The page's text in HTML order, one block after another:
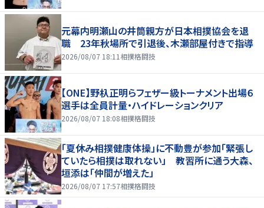
元幕内明瀬山の井筒親方が日本相撲協会を退
職 23年秋場所で引退後、木瀬部屋付きで指導
2026/08/07 18:11 相撲格闘技
【ONE】野杁正明らフェザー級トーナメント出場６
選手は全員計量・ハイドレーションクリア
2026/08/07 18:08相撲格闘技
「夏休み相撲健康体操」に不動豊が参加「緊張し
ていたら相撲は取れない」 教習所に通う大森、
垣添は「仲間が増えた」
2026/08/07 17:57相撲格闘技